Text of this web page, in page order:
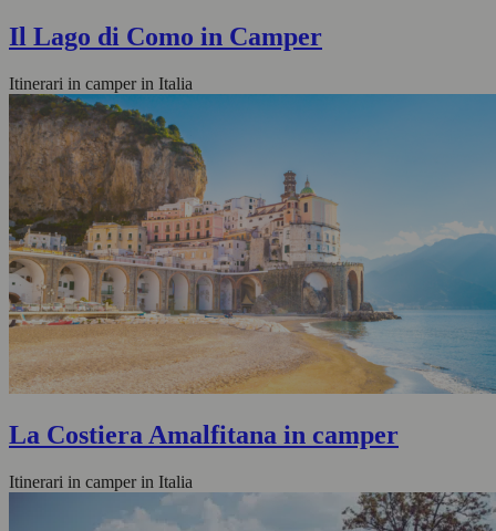
Il Lago di Como in Camper
Itinerari in camper in Italia
La Costiera Amalfitana in camper
Itinerari in camper in Italia